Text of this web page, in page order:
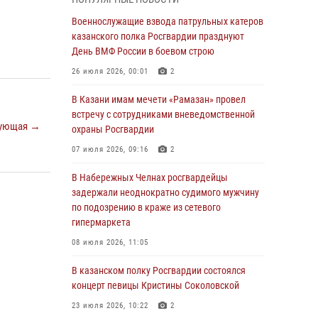
→
Военнослужащие взвода патрульных катеров
казанского полка Росгвардии празднуют
День ВМФ России в боевом строю
26 июля 2026, 00:01 2
«бронзу» в окружном этапе конкурса
профессионального мастерства
24 июля 2026, 15:05
концерт певицы Кристины Соколовской
23 июля 2026, 10:22 2
В Нижнекамске сотрудники Росгвардии
задержали подозреваемого в краже
В Казани Росгвардия приняла участие в
обеспечении безопасности крестного хода и
Военнослужащие взвода патрульных катеров
казанского полка Росгвардии празднуют
День ВМФ России в боевом строю
26 июля 2026, 00:01 2
В Казани имам мечети «Рамазан» провел
встречу с сотрудниками вневедомственной
охраны Росгвардии
07 июля 2026, 09:16 2
В Набережных Челнах росгвардейцы
задержали неоднократно судимого мужчину
по подозрению в краже из сетевого
гипермаркета
08 июля 2026, 11:05
В казанском полку Росгвардии состоялся
концерт певицы Кристины Соколовской
23 июля 2026, 10:22 2